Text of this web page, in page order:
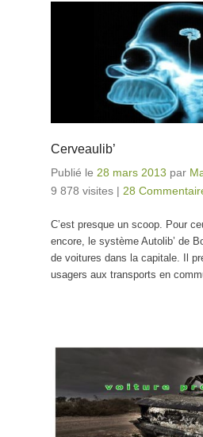
Cerveaulib’
Publié le 28 mars 2013 par
9 878 visites | 28
C’est presque un scoop. Pour
encore, le système Autolib’ de
de voitures dans la capitale. Il
usagers aux transports en